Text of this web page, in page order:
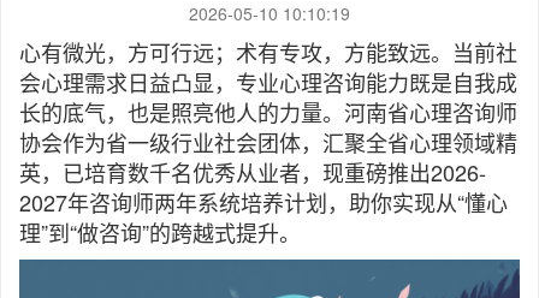
2026-05-10 10:10:19
心有微光，方可行远；术有专攻，方能致远。当前社
会心理需求日益凸显，专业心理咨询能力既是自我成
长的底气，也是照亮他人的力量。河南省心理咨询师
协会作为省一级行业社会团体，汇聚全省心理领域精
英，已培育数千名优秀从业者，现重磅推出2026-
2027年咨询师两年系统培养计划，助你实现从“懂心
理”到“做咨询”的跨越式提升。